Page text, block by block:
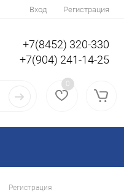
Вход Регистрация
+7(8452) 320-330
+7(904) 241-14-25
0
Регистрация